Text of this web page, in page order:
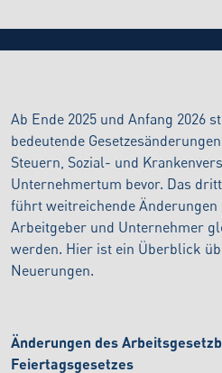
Ab Ende 2025 und Anfang 2026
bedeutende
Steuern, Sozial- und
Unternehmertum bevor. Das
führt weitreichende Änderungen
Arbeitgeber und Unternehmer
werden. Hier ist ein Überblick
Neuerungen.
Änderungen des
Feiertagsgesetzes